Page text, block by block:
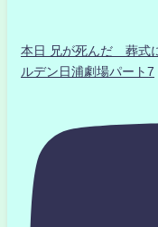
本日 兄が死んだ 葬式
ルデン日浦劇場パート7